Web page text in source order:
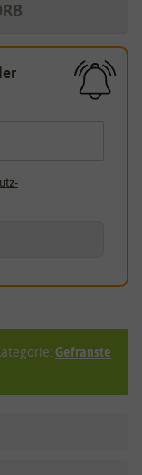
Gefranste